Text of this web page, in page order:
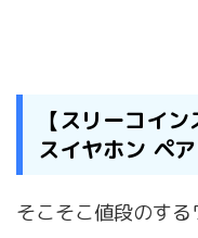
【スリーコイ
スイヤホン ペ
そこそこ値段のする